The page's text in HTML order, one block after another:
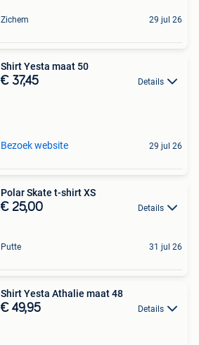
Zichem 29 jul 26
Shirt Yesta maat 50
€ 37,45 Details
Bezoek website 29 jul 26
Polar Skate t-shirt XS
€ 25,00 Details
Putte 31 jul 26
Shirt Yesta Athalie maat 48
€ 49,95 Details